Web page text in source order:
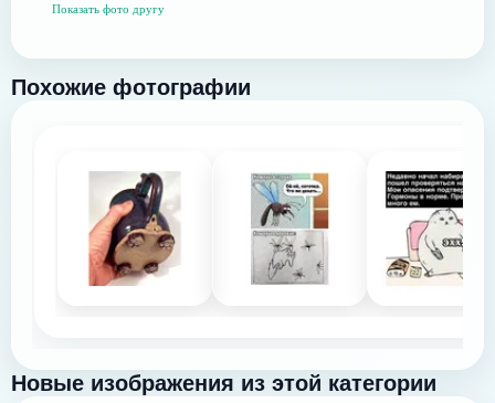
Показать фото другу
Похожие фотографии
Новые изображения из этой категории